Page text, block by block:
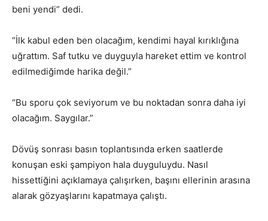
beni yendi” dedi.
“İlk kabul eden ben olacağım, kendimi hayal kırıklığına
uğrattım. Saf tutku ve duyguyla hareket ettim ve kontrol
edilmediğimde harika değil.”
“Bu sporu çok seviyorum ve bu noktadan sonra daha iyi
olacağım. Saygılar.”
Dövüş sonrası basın toplantısında erken saatlerde
konuşan eski şampiyon hala duyguluydu. Nasıl
hissettiğini açıklamaya çalışırken, başını ellerinin arasına
alarak gözyaşlarını kapatmaya çalıştı.